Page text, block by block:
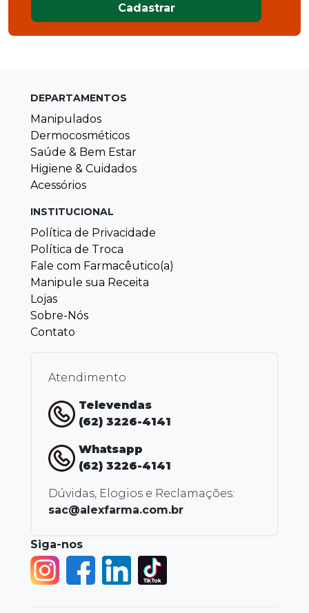
Cadastrar
DEPARTAMENTOS
Manipulados
Dermocosméticos
Saúde & Bem Estar
Higiene & Cuidados
Acessórios
INSTITUCIONAL
Política de Privacidade
Política de Troca
Fale com Farmacêutico(a)
Manipule sua Receita
Lojas
Sobre-Nós
Contato
Atendimento
Televendas
(62) 3226-4141
Whatsapp
(62) 3226-4141
Dúvidas, Elogios e Reclamações:
sac@alexfarma.com.br
Siga-nos